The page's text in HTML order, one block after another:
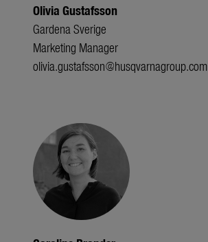
Olivia Gustafsson
Gardena Sverige
Marketing Manager
olivia.gustafsson@husqvarnagroup.com